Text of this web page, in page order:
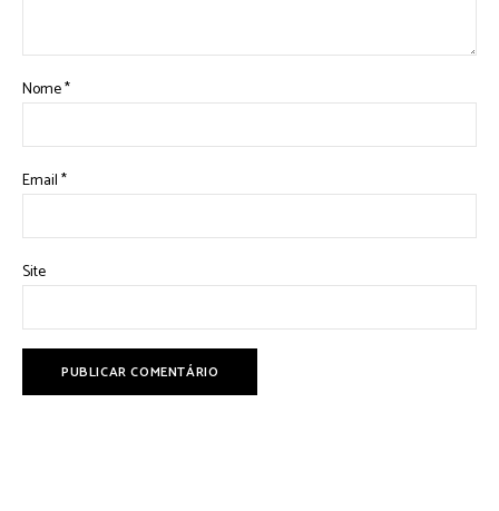
Nome*
Email*
Site